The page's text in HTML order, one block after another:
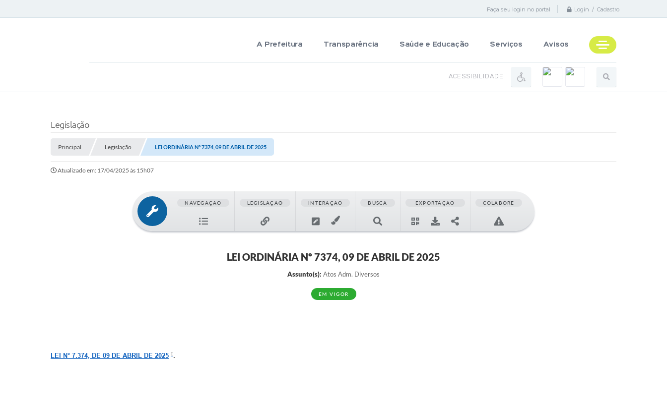
Faça seu login no portal Login / Cadastro
A Prefeitura Transparência Saúde e Educação Serviços Avisos
ACESSIBILIDADE
Legislação
Principal Legislação LEI ORDINÁRIA Nº 7374, 09 DE ABRIL DE 2025
Atualizado em: 17/04/2025 às 15h07
NAVEGAÇÃO LEGISLAÇÃO INTERAÇÃO BUSCA EXPORTAÇÃO COLABORE
LEI ORDINÁRIA Nº 7374, 09 DE ABRIL DE 2025
Assunto(s): Atos Adm. Diversos
EM VIGOR
LEI N° 7.374, DE 09 DE ABRIL DE 2025 .